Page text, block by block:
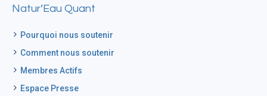
Natur’Eau Quant
Pourquoi nous soutenir
Comment nous soutenir
Membres Actifs
Espace Presse